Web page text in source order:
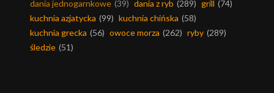
dania jednogarnkowe (39) dania z ryb (289) grill (74)
kuchnia azjatycka (99) kuchnia chińska (58)
kuchnia grecka (56) owoce morza (262) ryby (289)
śledzie (51)